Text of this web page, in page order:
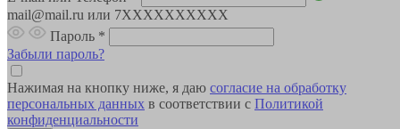
mail@mail.ru или 7XXXXXXXXXX
Пароль *
Забыли пароль?
Нажимая на кнопку ниже, я даю согласие на обработку
персональных данных в соответствии с Политикой
конфиденциальности